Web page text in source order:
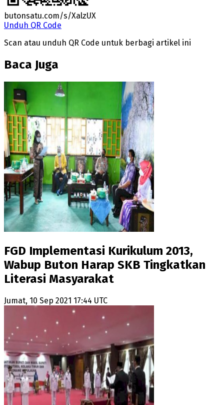
butonsatu.com/s/XalzUX
Unduh QR Code
Scan atau unduh QR Code untuk berbagi artikel ini
Baca Juga
FGD Implementasi Kurikulum 2013,
Wabup Buton Harap SKB Tingkatkan
Literasi Masyarakat
Jumat, 10 Sep 2021 17:44 UTC